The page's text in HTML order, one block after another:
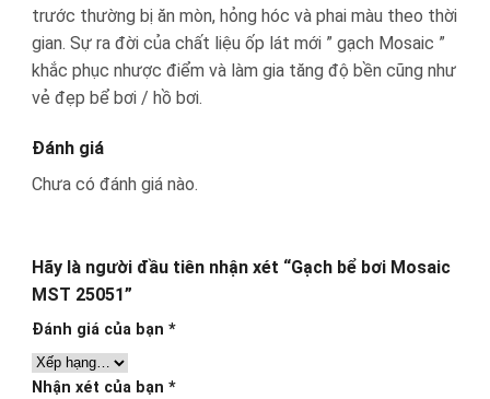
trước thường bị ăn mòn, hỏng hóc và phai màu theo thời
gian. Sự ra đời của chất liệu ốp lát mới ” gạch Mosaic ”
khắc phục nhược điểm và làm gia tăng độ bền cũng như
vẻ đẹp bể bơi / hồ bơi.
Đánh giá
Chưa có đánh giá nào.
Hãy là người đầu tiên nhận xét “Gạch bể bơi Mosaic
MST 25051”
Đánh giá của bạn *
Nhận xét của bạn *